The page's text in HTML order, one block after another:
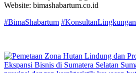
Website: bimashabartum.co.id
#BimaShabartum #KonsultanLingkungan